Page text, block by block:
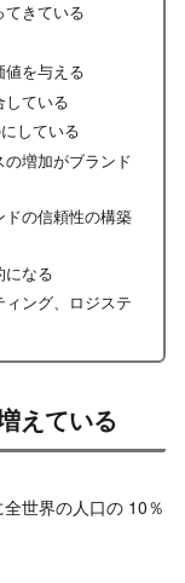
てきている
値を与える
している
している
増加がブランド
の信頼性の構築
になる
ング、ロジステ
えている
世界の人口の 10％